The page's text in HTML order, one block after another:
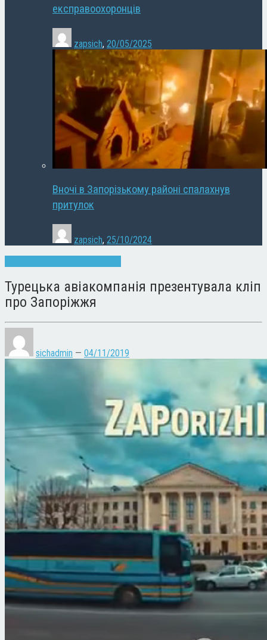
експравоохоронців
zapsich, 20/05/2025
Вночі в Запорізькому районі спалахнув
притулок
zapsich, 25/10/2024
Турецька авіакомпанія презентувала кліп
про Запоріжжя
sichadmin — 04/11/2019